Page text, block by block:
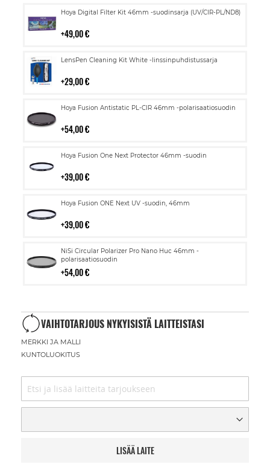
Hoya Digital Filter Kit 46mm -suodinsarja (UV/CIR-PL/ND8)
49,00 €
Lisää
LensPen Cleaning Kit White -linssinpuhdistussarja
29,00 €
Lisää
Hoya Fusion Antistatic PL-CIR 46mm -polarisaatiosuodin
54,00 €
Lisää
Hoya Fusion One Next Protector 46mm -suodin
39,00 €
Lisää
Hoya Fusion ONE Next UV -suodin, 46mm
39,00 €
Lisää
NiSi Circular Polarizer Pro Nano Huc 46mm -
polarisaatiosuodin
54,00 €
Lisää
ostoskoriin
VAIHTOTARJOUS NYKYISISTÄ LAITTEISTASI
MERKKI JA MALLI
KUNTOLUOKITUS
LISÄÄ LAITE